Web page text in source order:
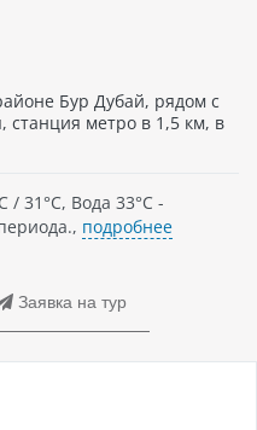
Бур Дубай, рядом с
станция метро в 1,5 км, в
/ 31°C, Вода 33°C -
подробнее
Заявка на тур